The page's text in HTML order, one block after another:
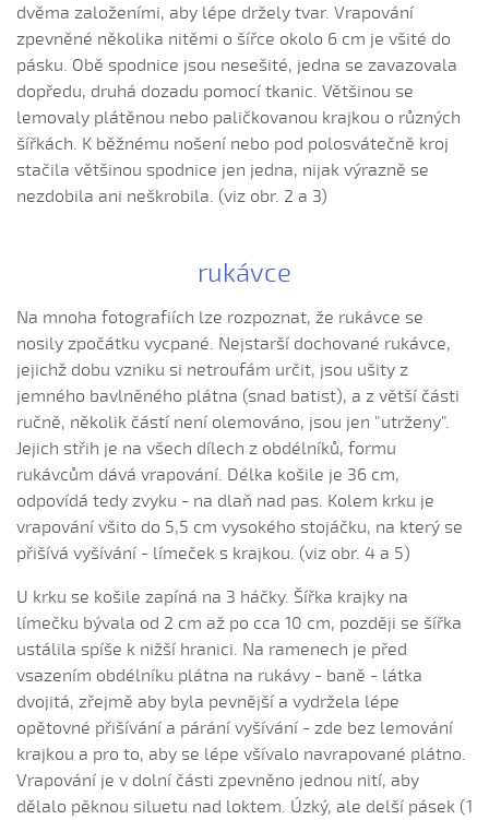
Ideme, ideme...
Já bych sa vdávala (Lucie Rybnikářová, 2008)
Já su ráda (Gabriela Krchňáčková, 2010)
Já su ráda (Jana Matějíčková, 2009)
Já su ráda (Lucie Vaculková, 2016)
Já su ráda (Renata Šťastná, 2006)
Já su ráda (Vystrčilová Žaneta, 2007)
Ja žalo dívča, ja žalo trávu
Janíčenko, Janko...
Janíčku...
Janíčku, Janíčku...
Jano z hory jede (Petr Suchánek, 2008)
Javorové husle (Antonín Bruštík, 2006)
Jede forman dolinú (Daniel Beníček 2008)
Jede Janko...
Jede šohaj z Vídňa (Alois Zatloukal, 2004)
Jeden cigáň (Josef Zámečník, 2009)
Jedna mamka (Eliška Hodulíková, 2008)
K horám...
K horám, súnečko (Barbora Kubáníková, 2008)
Kačena divoká...
Kamarádko moja (Valerie Šabršulová, 2009)
Kamaradzi beda mi je...
dvěma založeními, aby lépe držely tvar. Vrapování
zpevněné několika nitěmi o šířce okolo 6 cm je všité do
pásku. Obě spodnice jsou nesešité, jedna se zavazovala
dopředu, druhá dozadu pomocí tkanic. Většinou se
lemovaly plátěnou nebo paličkovanou krajkou o různých
šířkách. K běžnému nošení nebo pod polosvátečně kroj
stačila většinou spodnice jen jedna, nijak výrazně se
nezdobila ani neškrobila. (viz obr. 2 a 3)
rukávce
Na mnoha fotografiích lze rozpoznat, že rukávce se
nosily zpočátku vycpané. Nejstarší dochované rukávce,
jejichž dobu vzniku si netroufám určit, jsou ušity z
jemného bavlněného plátna (snad batist), a z větší části
ručně, několik částí není olemováno, jsou jen "utrženy".
Jejich střih je na všech dílech z obdélníků, formu
rukávcům dává vrapování. Délka košile je 36 cm,
odpovídá tedy zvyku - na dlaň nad pas. Kolem krku je
vrapování všito do 5,5 cm vysokého stojáčku, na který se
přišívá vyšívání - límeček s krajkou. (viz obr. 4 a 5)
U krku se košile zapíná na 3 háčky. Šířka krajky na
límečku bývala od 2 cm až po cca 10 cm, později se šířka
ustálila spíše k nižší hranici. Na ramenech je před
vsazením obdélníku plátna na rukávy - baně - látka
dvojitá, zřejmě aby byla pevnější a vydržela lépe
opětovné přišívání a párání vyšívání - zde bez lemování
krajkou a pro to, aby se lépe všívalo navrapované plátno.
Vrapování je v dolní části zpevněno jednou nití, aby
dělalo pěknou siluetu nad loktem. Úzký, ale delší pásek (1